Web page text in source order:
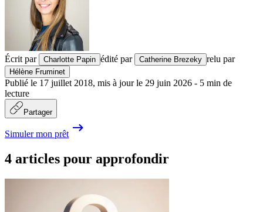
Écrit par Charlotte Papin édité par Catherine Brezeky relu par
Hélène Fruminet
Publié le 17 juillet 2018, mis à jour le 29 juin 2026 - 5 min de
lecture
Partager
Simuler mon prêt
4 articles pour approfondir